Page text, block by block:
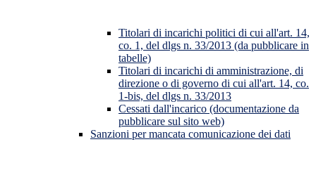
Titolari di incarichi politici di cui all'art. 14,
co. 1, del dlgs n. 33/2013 (da pubblicare in
tabelle)
Titolari di incarichi di amministrazione, di
direzione o di governo di cui all'art. 14, co.
1-bis, del dlgs n. 33/2013
Cessati dall'incarico (documentazione da
pubblicare sul sito web)
Sanzioni per mancata comunicazione dei dati